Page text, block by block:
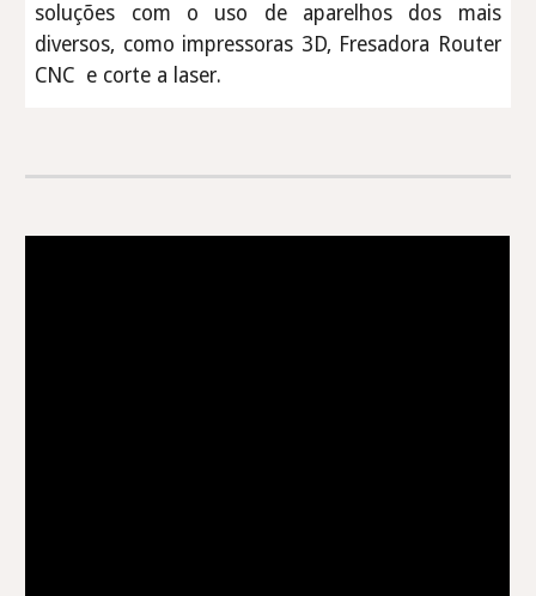
soluções com o uso de aparelhos dos mais
diversos, como impressoras 3D, Fresadora Router
CNC e corte a laser.